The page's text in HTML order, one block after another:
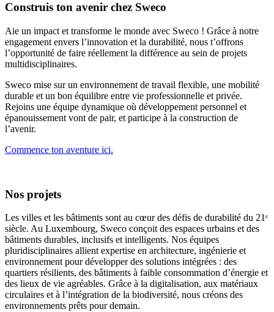
Construis ton avenir chez Sweco
Aie un impact et transforme le monde avec Sweco ! Grâce à notre
engagement envers l’innovation et la durabilité, nous t’offrons
l’opportunité de faire réellement la différence au sein de projets
multidisciplinaires.
Sweco mise sur un environnement de travail flexible, une mobilité
durable et un bon équilibre entre vie professionnelle et privée.
Rejoins une équipe dynamique où développement personnel et
épanouissement vont de pair, et participe à la construction de
l’avenir.
Commence ton aventure ici.
Nos projets
Les villes et les bâtiments sont au cœur des défis de durabilité du 21ᵉ
siècle. Au Luxembourg, Sweco conçoit des espaces urbains et des
bâtiments durables, inclusifs et intelligents. Nos équipes
pluridisciplinaires allient expertise en architecture, ingénierie et
environnement pour développer des solutions intégrées : des
quartiers résilients, des bâtiments à faible consommation d’énergie et
des lieux de vie agréables. Grâce à la digitalisation, aux matériaux
circulaires et à l’intégration de la biodiversité, nous créons des
environnements prêts pour demain.